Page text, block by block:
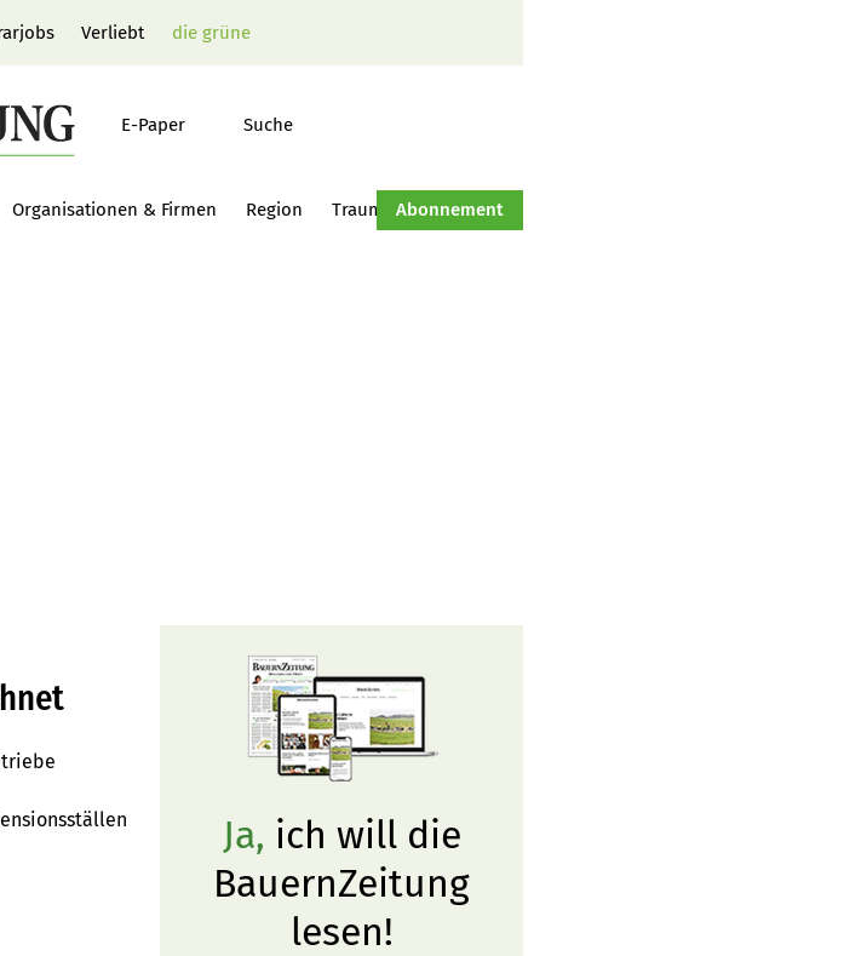
Verliebt die grüne
E-Paper Suche
Organisationen & Firmen Region Traumtraktor Hof-Management
Abonnement
Ja, ich will die
BauernZeitung
lesen!